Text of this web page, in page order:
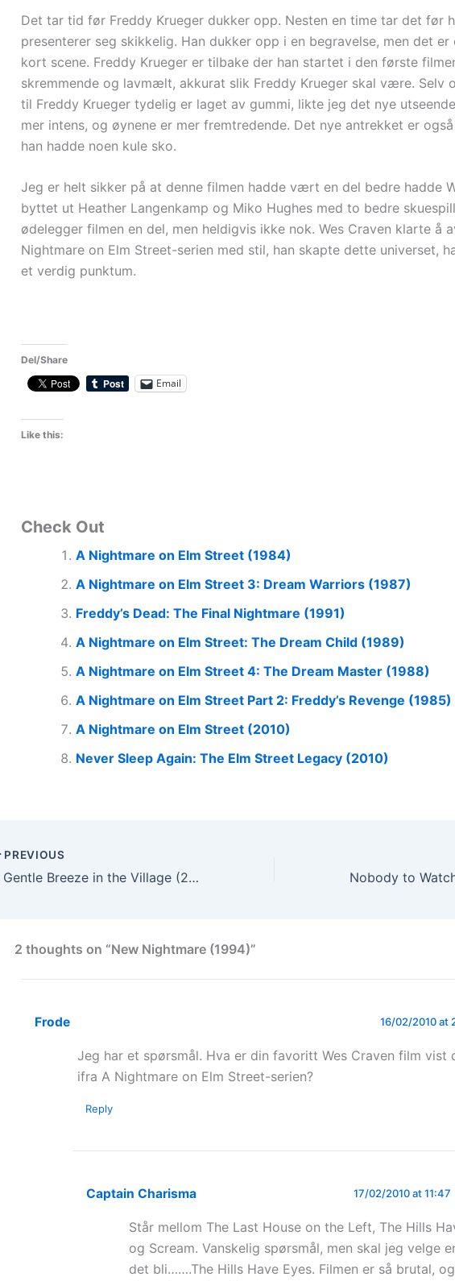
Det tar tid før Freddy Krueger dukker opp. Nesten en time tar det før
presenterer seg skikkelig. Han dukker opp i en begravelse, men det er
kort scene. Freddy Krueger er tilbake der han startet i den første
skremmende og lavmælt, akkurat slik Freddy Krueger skal være. Selv
til Freddy Krueger tydelig er laget av gummi, likte jeg det nye
mer intens, og øynene er mer fremtredende. Det nye antrekket er
han hadde noen kule sko.
Jeg er helt sikker på at denne filmen hadde vært en del bedre hadde
byttet ut Heather Langenkamp og Miko Hughes med to bedre
ødelegger filmen en del, men heldigvis ikke nok. Wes Craven klarte å
Nightmare on Elm Street-serien med stil, han skapte dette universet,
et verdig punktum.
Del/Share
Email
Like this:
Check Out
A Nightmare on Elm Street (1984)
A Nightmare on Elm Street 3: Dream Warriors (1987)
Freddy’s Dead: The Final Nightmare (1991)
A Nightmare on Elm Street: The Dream Child (1989)
A Nightmare on Elm Street 4: The Dream Master (1988)
A Nightmare on Elm Street Part 2: Freddy’s Revenge (1985)
A Nightmare on Elm Street (2010)
Never Sleep Again: The Elm Street Legacy (2010)
PREVIOUS
A Gentle Breeze in the Village (2007) Nobody to
2 thoughts on “New Nightmare (1994)”
Frode 16/02/2010 at
Jeg har et spørsmål. Hva er din favoritt Wes Craven film vist
ifra A Nightmare on Elm Street-serien?
Reply
Captain Charisma 17/02/2010 at 11:47
Står mellom The Last House on the Left, The Hills
og Scream. Vanskelig spørsmål, men skal jeg velge
det bli…….The Hills Have Eyes. Filmen er så brutal,